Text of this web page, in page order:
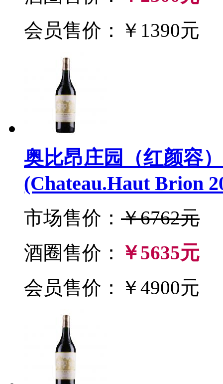
会员售价：￥1390元
奥比昂庄园（红颜容
(Chateau.Haut Brion
市场售价： ￥6762元
酒圈售价：
￥5635元
会员售价：￥4900元